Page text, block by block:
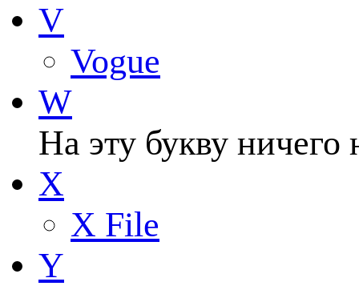
V
Vogue
W
На эту букву ничего
X
X File
Y